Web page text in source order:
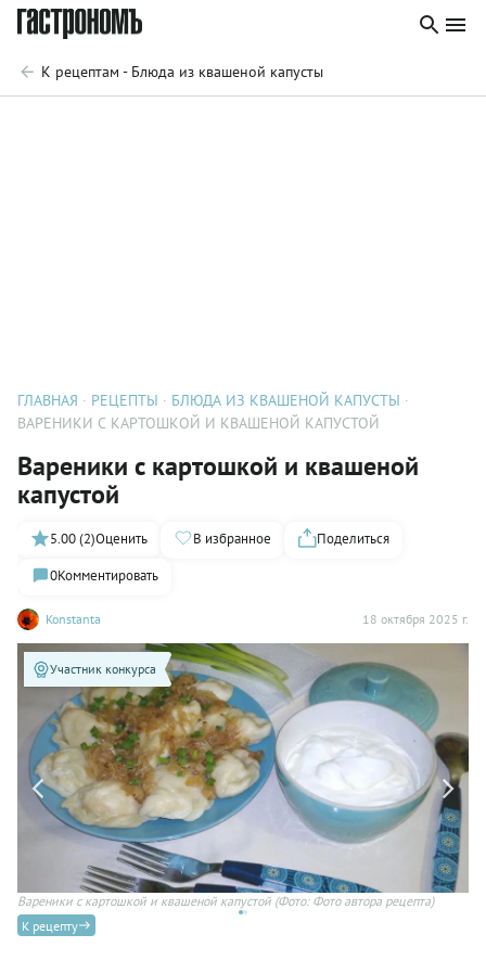
К рецептам - Блюда из квашеной капусты
ГЛАВНАЯ РЕЦЕПТЫ
БЛЮДА ИЗ КВАШЕНОЙ КАПУСТЫ
ВАРЕНИКИ С КАРТОШКОЙ И КВАШЕНОЙ КАПУСТОЙ
Вареники с картошкой и квашеной
капустой
Konstanta 18 октября 2025 г.
5.00 (2)Оценить В избранное
Поделиться
0Комментировать
Участник конкурса
Вареники с картошкой и квашеной капустой (Фото: Фото автора рецепта)
К рецепту